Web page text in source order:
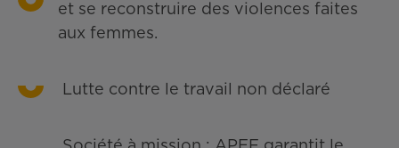
et se reconstruire des violences faites
aux femmes.
Lutte contre le travail non déclaré